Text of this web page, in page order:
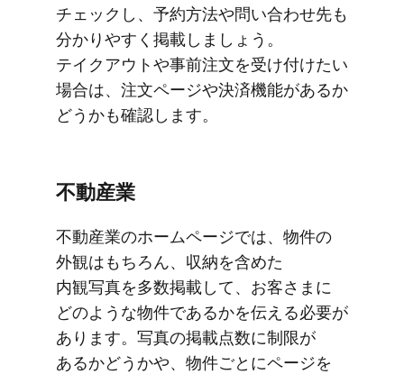
チェックし、​予約方​法や​問い​合わせ先も​
分かりやすく​掲載しましょう。​
テイクアウトや​事前注文を​受け付けたい​
場合は、​注文ページや​決済機能が​あるか​
どうかも​確認します。
不動産業
不動産業の​ホームページでは、​物件の​​
外観は​​もちろん、​​収納を​​含めた​​
内観写真を​​多数掲載して、​​お客さまに​​
どのような​​物件であるかを​​伝える​​必要が​​
あります。​写真の​​掲載点数に​​制限が​​
あるか​どうかや、​物件ごとに​ページを​